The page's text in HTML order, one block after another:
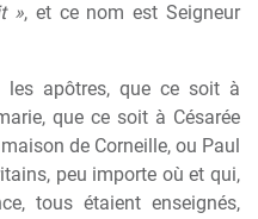
», et ce nom est Seigneur
les apôtres, que ce soit à
que ce soit à Césarée
de Corneille, ou Paul
peu importe où et qui,
tous étaient enseignés,